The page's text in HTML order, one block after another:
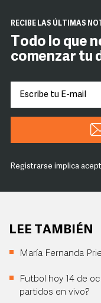
RECIBE LAS ÚLTIMAS
Todo lo que
comenzar tu
Registrarse implica
LEE TAMBIÉN
María Fernanda
Futbol hoy 14 de
partidos en vivo?